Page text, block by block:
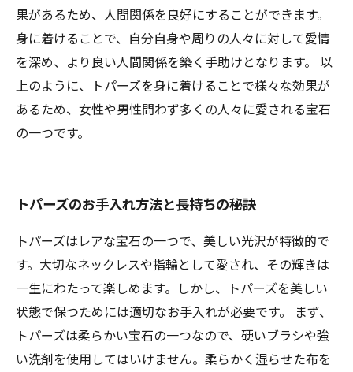
果があるため、人間関係を良好にすることができます。
身に着けることで、自分自身や周りの人々に対して愛情
を深め、より良い人間関係を築く手助けとなります。 以
上のように、トパーズを身に着けることで様々な効果が
あるため、女性や男性問わず多くの人々に愛される宝石
の一つです。
トパーズのお手入れ方法と長持ちの秘訣
トパーズはレアな宝石の一つで、美しい光沢が特徴的で
す。大切なネックレスや指輪として愛され、その輝きは
一生にわたって楽しめます。しかし、トパーズを美しい
状態で保つためには適切なお手入れが必要です。 まず、
トパーズは柔らかい宝石の一つなので、硬いブラシや強
い洗剤を使用してはいけません。柔らかく湿らせた布を